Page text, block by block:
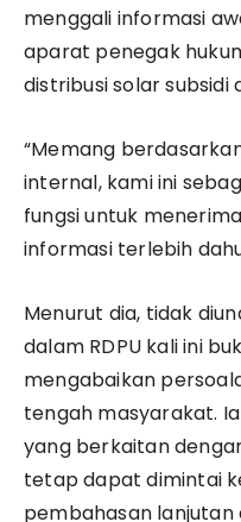
menggali informasi
aparat penegak
distribusi solar subsidi
“Memang
internal, kami ini
fungsi untuk
informasi terlebih
Menurut dia, tidak
dalam RDPU kali ini
mengabaikan
tengah masyarakat.
yang berkaitan
tetap dapat dimintai
pembahasan lanjutan